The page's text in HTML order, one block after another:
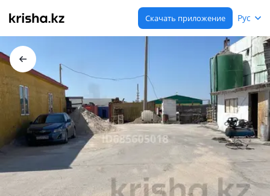
Скачать приложение Рус